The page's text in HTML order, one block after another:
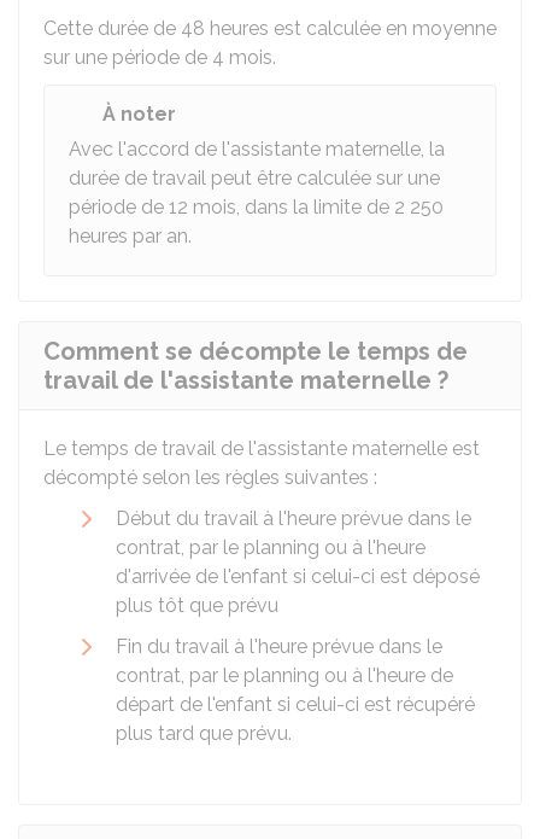
Cette durée de 48 heures est calculée en moyenne
sur une période de 4 mois.
À noter
Avec l'accord de l'assistante maternelle, la
durée de travail peut être calculée sur une
période de 12 mois, dans la limite de 2 250
heures par an.
Comment se décompte le temps de
travail de l'assistante maternelle ?
Le temps de travail de l'assistante maternelle est
décompté selon les règles suivantes :
Début du travail à l'heure prévue dans le
contrat, par le planning ou à l'heure
d'arrivée de l'enfant si celui-ci est déposé
plus tôt que prévu
Fin du travail à l'heure prévue dans le
contrat, par le planning ou à l'heure de
départ de l'enfant si celui-ci est récupéré
plus tard que prévu.